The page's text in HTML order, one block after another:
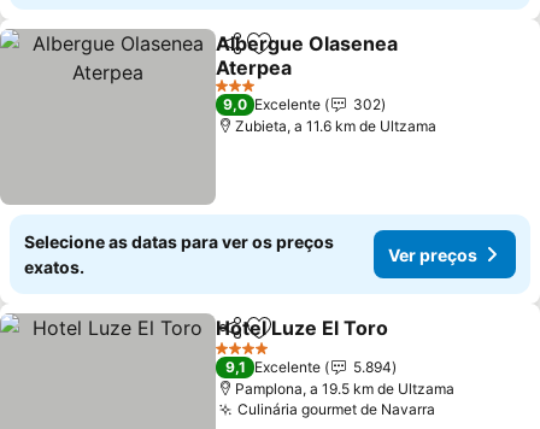
PartilharAdicionar aos favoritos
Albergue Olasenea
Aterpea
Ver preços
3 Estrelas
9,0 Excelente
302
Zubieta, a 11.6 km de Ultzama
Selecione as datas para ver os preços
exatos.
Ver preços
PartilharAdicionar aos favoritos
Hotel Luze El Toro
4 Estrelas
9,1 Excelente
5.894
Pamplona, a 19.5 km de Ultzama
Culinária gourmet de Navarra